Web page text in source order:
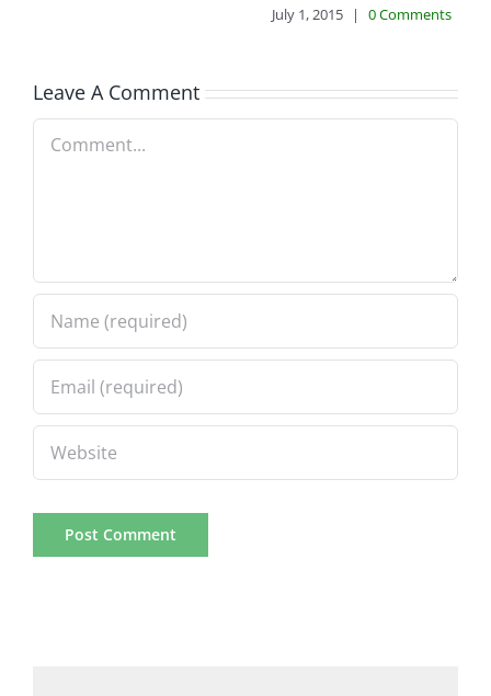
July 1, 2015 | 0 Comments
Leave A Comment
Comment